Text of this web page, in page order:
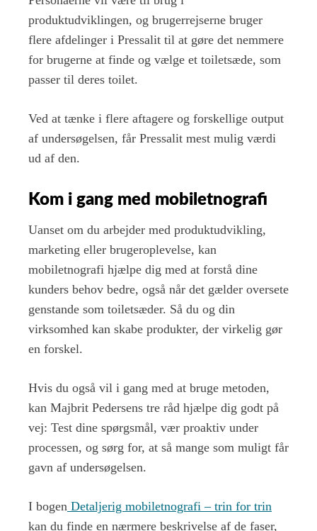
produktudviklingen, og brugerrejserne bruger
flere afdelinger i Pressalit til at gøre det nemmere
for brugerne at finde og vælge et toiletsæde, som
passer til deres toilet.
Ved at tænke i flere aftagere og forskellige output
af undersøgelsen, får Pressalit mest mulig værdi
ud af den.
Kom i gang med mobiletnografi
Uanset om du arbejder med produktudvikling,
marketing eller brugeroplevelse, kan
mobiletnografi hjælpe dig med at forstå dine
kunders behov bedre, også når det gælder oversete
genstande som toiletsæder. Så du og din
virksomhed kan skabe produkter, der virkelig gør
en forskel.
Hvis du også vil i gang med at bruge metoden,
kan Majbrit Pedersens tre råd hjælpe dig godt på
vej: Test dine spørgsmål, vær proaktiv under
processen, og sørg for, at så mange som muligt får
gavn af undersøgelsen.
I bogen Detaljerig mobiletnografi – trin for trin
kan du finde en nærmere beskrivelse af de faser,